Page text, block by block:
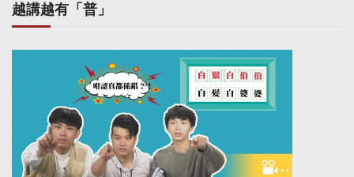
越講越有「普」